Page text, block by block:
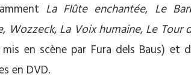
La Flûte enchantée, Le
, Wozzeck, La Voix humaine, Le Tour
en scène par Fura dels Baus) et
en DVD.